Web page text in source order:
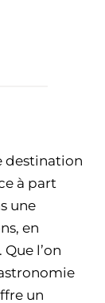
destination
à part
une
en
l’on
un